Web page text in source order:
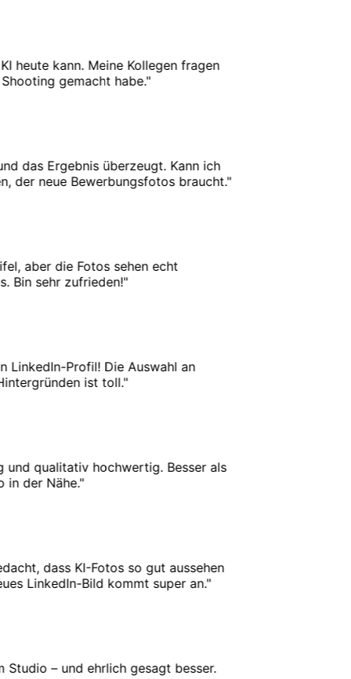
kann. Meine Kollegen fragen
gemacht habe."
das Ergebnis überzeugt. Kann ich
neue Bewerbungsfotos braucht."
aber die Fotos sehen echt
sehr zufrieden!"
Profil! Die Auswahl an
ist toll."
qualitativ hochwertig. Besser als
der Nähe."
dass KI-Fotos so gut aussehen
LinkedIn-Bild kommt super an."
– und ehrlich gesagt besser.